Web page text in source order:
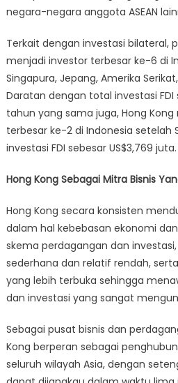
negara-negara anggota ASEAN
Terkait dengan investasi bilateral,
menjadi investor terbesar ke-6 di
Singapura, Jepang, Amerika
Daratan dengan total investasi FDI
tahun yang sama juga, Hong Kong
terbesar ke-2 di Indonesia setelah
investasi FDI sebesar US$3,769 juta.
Hong Kong Sebagai Mitra Bisnis
Hong Kong secara konsisten
dalam hal kebebasan ekonomi
skema perdagangan dan
sederhana dan relatif rendah,
yang lebih terbuka sehingga
dan investasi yang sangat
Sebagai pusat bisnis dan
Kong berperan sebagai
seluruh wilayah Asia, dengan